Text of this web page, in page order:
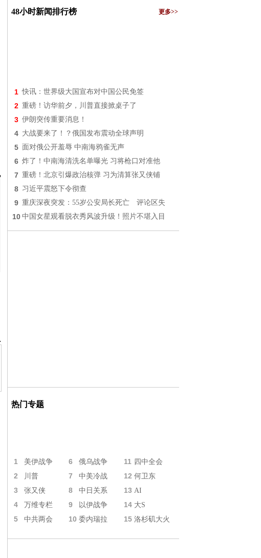
48小时新闻排行榜 更多>>
1 快讯：世界级大国宣布对中国公民免签
2 重磅！访华前夕，川普直接掀桌子了
3 伊朗突传重要消息！
4 大战要来了！？俄国发布震动全球声明
5 面对俄公开羞辱 中南海鸦雀无声
6 炸了！中南海清洗名单曝光 习将枪口对准他
7 重磅！北京引爆政治核弹 习为清算张又侠铺
8 习近平震怒下令彻查
9 重庆深夜突发：55岁公安局长死亡 评论区失
10 中国女星观看脱衣秀风波升级！照片不堪入目
热门专题
1 美伊战争 6 俄乌战争 11 四中全会
2 川普 7 中美冷战 12 何卫东
3 张又侠 8 中日关系 13 AI
4 万维专栏 9 以伊战争 14 大S
5 中共两会 10 委内瑞拉 15 洛杉矶大火